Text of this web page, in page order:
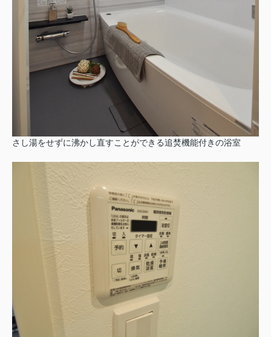
さし湯をせずに沸かし直すことができる追焚機能付きの浴室